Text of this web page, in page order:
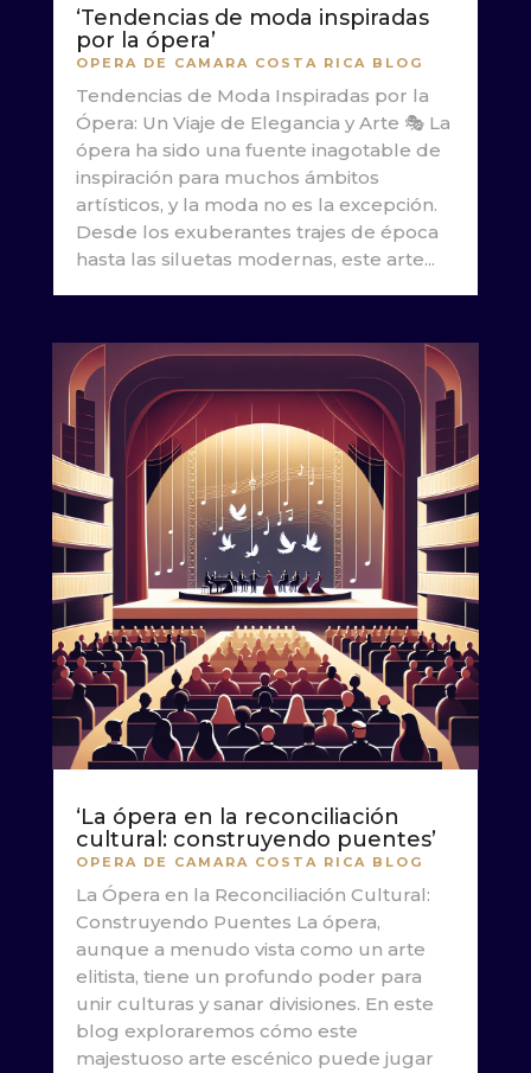
‘Tendencias de moda inspiradas
por la ópera’
OPERA DE CAMARA COSTA RICA BLOG
Tendencias de Moda Inspiradas por la
Ópera: Un Viaje de Elegancia y Arte 🎭 La
ópera ha sido una fuente inagotable de
inspiración para muchos ámbitos
artísticos, y la moda no es la excepción.
Desde los exuberantes trajes de época
hasta las siluetas modernas, este arte...
‘La ópera en la reconciliación
cultural: construyendo puentes’
OPERA DE CAMARA COSTA RICA BLOG
La Ópera en la Reconciliación Cultural:
Construyendo Puentes La ópera,
aunque a menudo vista como un arte
elitista, tiene un profundo poder para
unir culturas y sanar divisiones. En este
blog exploraremos cómo este
majestuoso arte escénico puede jugar